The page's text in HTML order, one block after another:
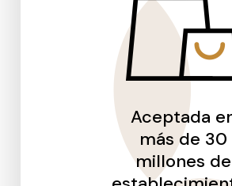
Aceptada
más de 30
millones de